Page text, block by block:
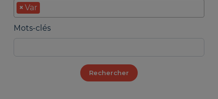
× Var
Mots-clés
Rechercher